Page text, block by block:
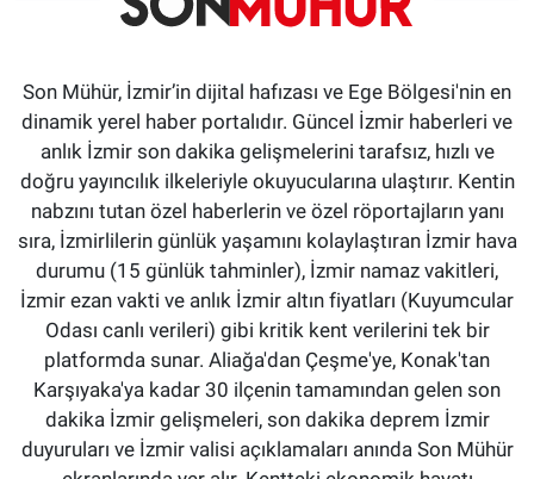
Son Mühür, İzmir’in dijital hafızası ve Ege Bölgesi'nin en
dinamik yerel haber portalıdır. Güncel İzmir haberleri ve
anlık İzmir son dakika gelişmelerini tarafsız, hızlı ve
doğru yayıncılık ilkeleriyle okuyucularına ulaştırır. Kentin
nabzını tutan özel haberlerin ve özel röportajların yanı
sıra, İzmirlilerin günlük yaşamını kolaylaştıran İzmir hava
durumu (15 günlük tahminler), İzmir namaz vakitleri,
İzmir ezan vakti ve anlık İzmir altın fiyatları (Kuyumcular
Odası canlı verileri) gibi kritik kent verilerini tek bir
platformda sunar. Aliağa'dan Çeşme'ye, Konak'tan
Karşıyaka'ya kadar 30 ilçenin tamamından gelen son
dakika İzmir gelişmeleri, son dakika deprem İzmir
duyuruları ve İzmir valisi açıklamaları anında Son Mühür